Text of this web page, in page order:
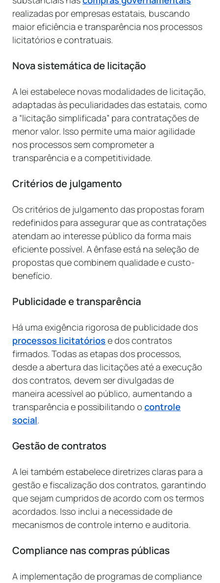
realizadas por empresas estatais, buscando
maior eficiência e transparência nos processos
licitatórios e contratuais.
Nova sistemática de licitação
A lei estabelece novas modalidades de licitação,
adaptadas às peculiaridades das estatais, como
a “licitação simplificada” para contratações de
menor valor. Isso permite uma maior agilidade
nos processos sem comprometer a
transparência e a competitividade.
Critérios de julgamento
Os critérios de julgamento das propostas foram
redefinidos para assegurar que as contratações
atendam ao interesse público da forma mais
eficiente possível. A ênfase está na seleção de
propostas que combinem qualidade e custo-
benefício.
Publicidade e transparência
Há uma exigência rigorosa de publicidade dos
processos licitatórios e dos contratos
firmados. Todas as etapas dos processos,
desde a abertura das licitações até a execução
dos contratos, devem ser divulgadas de
maneira acessível ao público, aumentando a
transparência e possibilitando o controle
social.
Gestão de contratos
A lei também estabelece diretrizes claras para a
gestão e fiscalização dos contratos, garantindo
que sejam cumpridos de acordo com os termos
acordados. Isso inclui a necessidade de
mecanismos de controle interno e auditoria.
Compliance nas compras públicas
A implementação de programas de compliance